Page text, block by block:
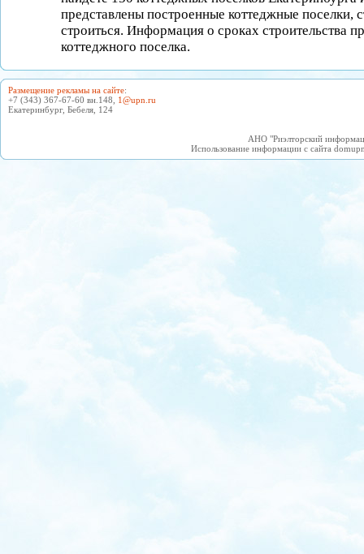
представлены построенные коттеджные поселки,
строиться. Информация о сроках строительства
коттеджного поселка.
Размещение рекламы на сайте:
+7 (343) 367-67-60 вн.148, 1@upn.ru
Екатеринбург, Бебеля, 124
АНО "Риэлторский
Использование информации с сайта